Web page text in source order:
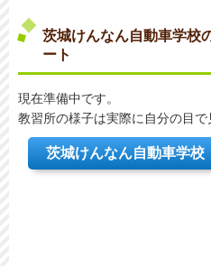
茨城けんなん自動車学校
ート
現在準備中です。
教習所の様子は実際に自分の目で
茨城けんなん自動車学校